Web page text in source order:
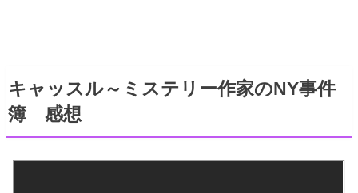
キャッスル～ミステリー作家のNY事件
簿 感想